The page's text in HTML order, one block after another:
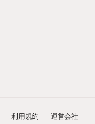
利用規約 運営会社